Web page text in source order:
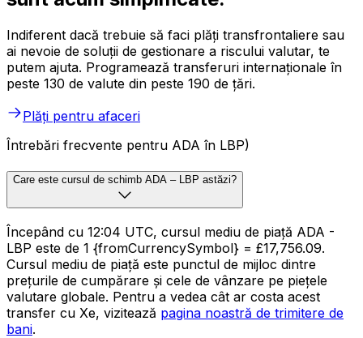
Indiferent dacă trebuie să faci plăți transfrontaliere sau
ai nevoie de soluții de gestionare a riscului valutar, te
putem ajuta. Programează transferuri internaționale în
peste 130 de valute din peste 190 de țări.
Plăți pentru afaceri
Întrebări frecvente pentru ADA în LBP)
Care este cursul de schimb ADA – LBP astăzi?
Începând cu 12:04 UTC, cursul mediu de piață ADA -
LBP este de 1 {fromCurrencySymbol} = £17,756.09.
Cursul mediu de piață este punctul de mijloc dintre
prețurile de cumpărare și cele de vânzare pe piețele
valutare globale. Pentru a vedea cât ar costa acest
transfer cu Xe, vizitează pagina noastră de trimitere de
bani.